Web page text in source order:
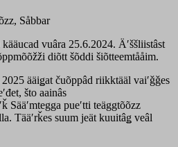
Såbbar
kääucad vuâra 25.6.2024. Äʹššliistâst
diõtt šõddi šiõtteemtååim.
2025 ääiǥat čuõppâd riikktääl vaiʹǧǧes
što aainâs
Sääʹmtegga pueʹtti teäggtõõzz
Tääʹrǩes suum jeät kuuitâǥ veâl